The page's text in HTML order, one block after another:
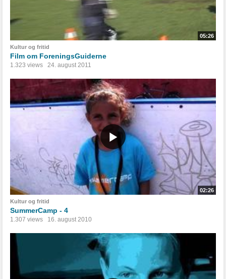
05:26
Kultur og fritid
Film om ForeningsGuiderne
1.323 views 24. august 2011
02:26
Kultur og fritid
SummerCamp - 4
1.307 views 16. august 2010